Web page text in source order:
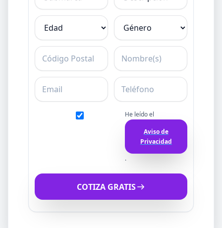
Edad Género
C.P. Nombre
Email Teléfono
He leído el
Aviso de
Privacidad
.
COTIZA GRATIS